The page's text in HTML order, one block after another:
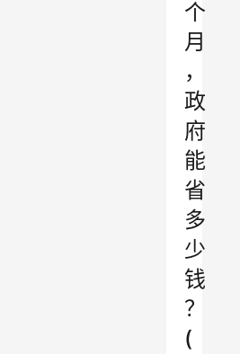
个
月
，
政
府
能
省
多
少
钱
？
(